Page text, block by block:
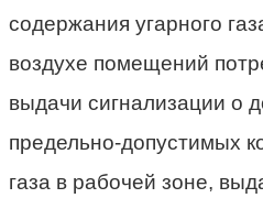
содержания угарного
воздухе помещений
выдачи сигнализации о
предельно-допустимых
газа в рабочей зоне,